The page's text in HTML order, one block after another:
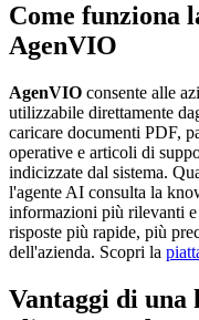
Come funziona
AgenVIO
AgenVIO consente alle
utilizzabile direttamente
caricare documenti PDF,
operative e articoli di
indicizzate dal sistema.
l'agente AI consulta la
informazioni più rilevanti e
risposte più rapide, più
dell'azienda. Scopri la
Vantaggi di una